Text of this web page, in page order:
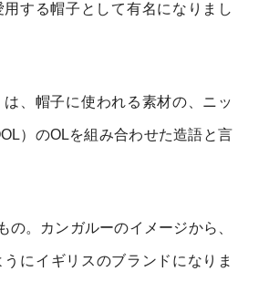
する帽子として有名になりまし
は、帽子に使われる素材の、ニッ
）のOLを組み合わせた造語と言
。カンガルーのイメージから、
にイギリスのブランドになりま